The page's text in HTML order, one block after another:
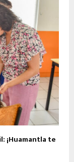
¡Huamantla te